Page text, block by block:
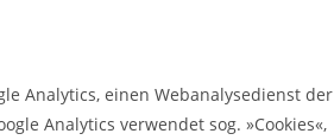
Analytics, einen Webanalysedienst der
Analytics verwendet sog. »Cookies«,